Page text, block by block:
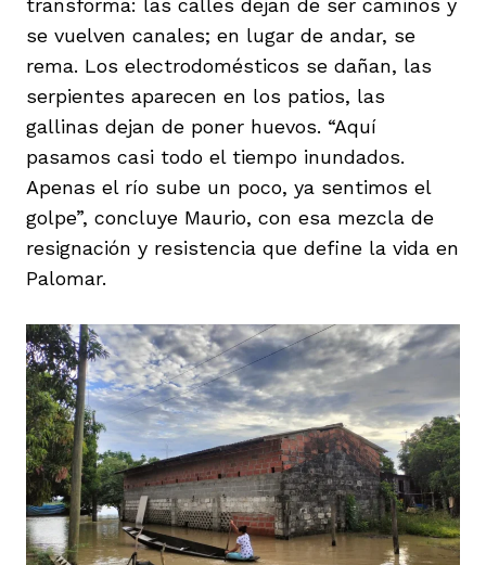
se vuelven canales; en lugar de andar, se
rema. Los electrodomésticos se dañan, las
serpientes aparecen en los patios, las
gallinas dejan de poner huevos. “Aquí
pasamos casi todo el tiempo inundados.
Apenas el río sube un poco, ya sentimos el
golpe”, concluye Maurio, con esa mezcla de
resignación y resistencia que define la vida en
Palomar.